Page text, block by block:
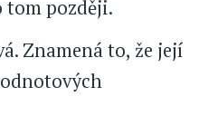
tom později.
Znamená to, že její